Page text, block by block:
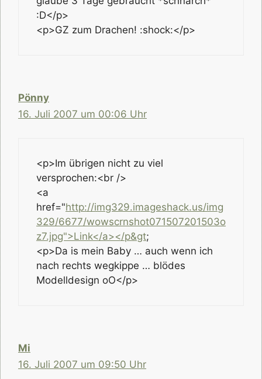
:D</p>
<p>GZ zum Drachen! :shock:</p>
Pönny
16. Juli 2007 um 00:06 Uhr
<p>Im übrigen nicht zu viel
versprochen:<br />
<a
href="http://img329.imageshack.us/img
329/6677/wowscrnshot071507201503o
z7.jpg">Link</a></p&gt;
<p>Da is mein Baby … auch wenn ich
nach rechts wegkippe … blödes
Modelldesign oO</p>
Mi
16. Juli 2007 um 09:50 Uhr